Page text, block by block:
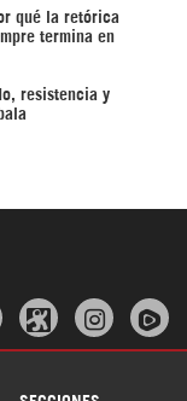
qué la retórica
termina en
resistencia y
 